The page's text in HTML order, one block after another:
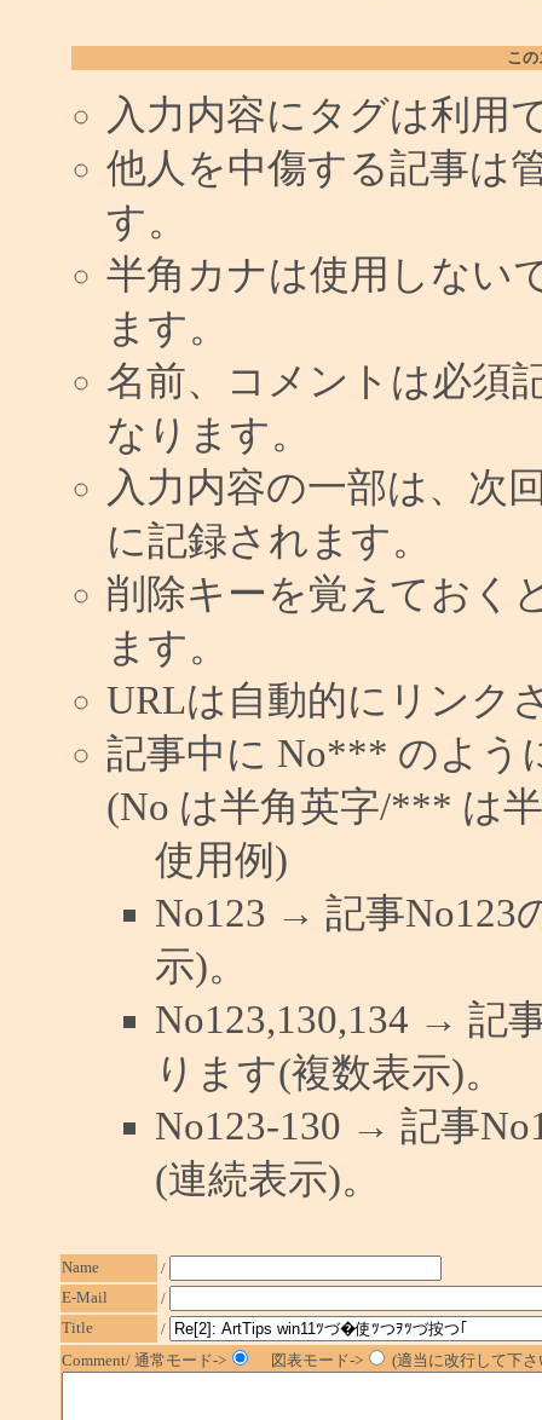
こ
入力内容にタグは利用
他人を中傷する記事は
す。
半角カナは使用しない
ます。
名前、コメントは必須
なります。
入力内容の一部は、次
に記録されます。
削除キーを覚えておく
ます。
URLは自動的にリンク
記事中に No*** のよう
(No は半角英字/*** は
使用例)
No123 → 記事No123
示)。
No123,130,134 → 記
ります(複数表示)。
No123-130 → 記事
(連続表示)。
Name
/
E-Mail
/
Title
/
Comment/ 通常モード->
図表モード-> (適当に改行して下